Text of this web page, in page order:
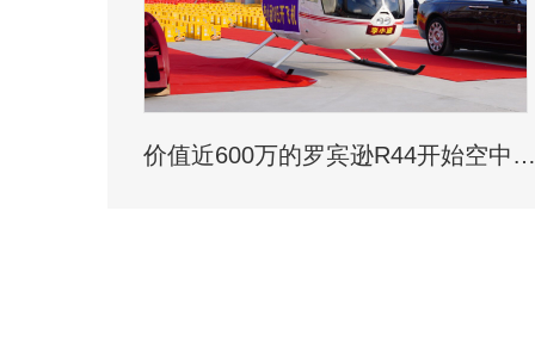
价值近600万的罗宾逊R44开始空中飞播造林